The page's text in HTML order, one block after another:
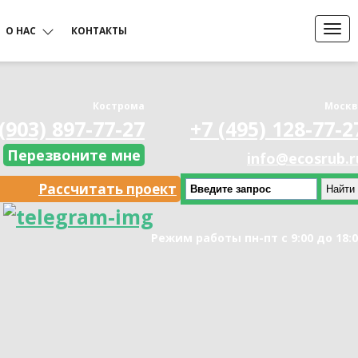
Цена на каркасные дома
Цены на свайно-винтовой
О НАС
Гарантия
КОНТАКТЫ
Кострома
897-77-27
Перезвоните мне
+7 (495) 128-77-
Рассчитать проект
Режим работы пн-пт с 9:00 до